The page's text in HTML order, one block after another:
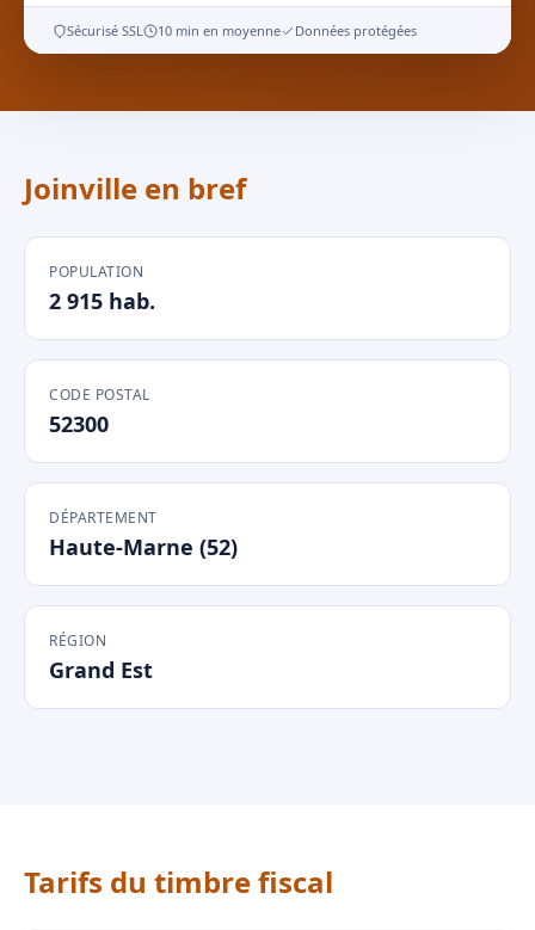
Sécurisé SSL 10 min en moyenne Données protégées
Joinville en bref
POPULATION
2 915 hab.
CODE POSTAL
52300
DÉPARTEMENT
Haute-Marne (52)
RÉGION
Grand Est
Tarifs du timbre fiscal